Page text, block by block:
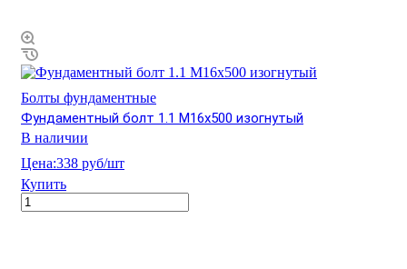
Болты фундаментные
Фундаментный болт 1.1 М16х500 изогнутый
В наличии
Цена:338 руб/шт
Купить